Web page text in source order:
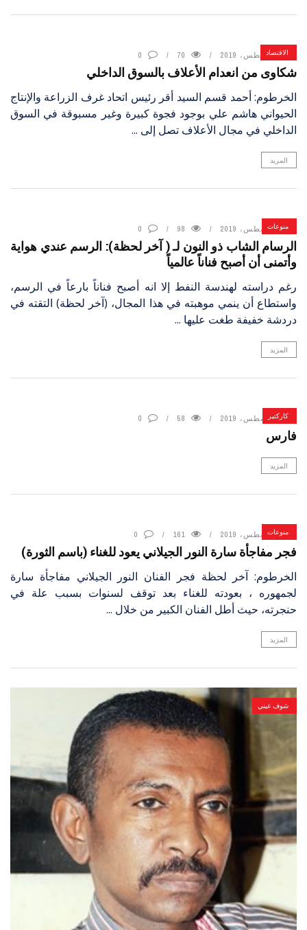
الاقتصاد
7 أغسطس، 2019 70
0
شكاوى من انعدام الأعلاف بالسوق الداخلي
الخرطوم: أحمد قسم السيد أقر رئيس اتحاد غرف الزراعة والإنتاج
الحيواني هاشم علي بوجود فجوة كبيرة وغير مسبوقة في السوق
الداخلي في مجال الأعلاف تصل إلى ...
المزيد
منوعات
7 أغسطس، 2019 98
0
الرسام الشاب ذو النون لـ ( آخر لحظة): الرسم عندي هواية
وأتمنى أن أصبح فناناً عالمياً
رغم دراسته لهندسة النفط إلا انه أصبح فناناً بارعاً في الرسم،
واستطاع أن ينمي موهبته في هذا المجال، (آخر لحظة) التقته في
دردشة خفيفة طغت عليها ...
المزيد
كاركتير
7 أغسطس، 2019 58
0
فارس
المزيد
منوعات
7 أغسطس، 2019 161
0
فجر مفاجأة سارة النور الجيلاني يعود للغناء (باسم الثورة)
الخرطوم: آخر لحظة فجر الفنان النور الجيلاني مفاجأة سارة
لجمهوره ، بعودته للغناء بعد توقف لسنوات بسبب علة في
حنجرته، حيث أطل الفنان الكبير من خلال ...
المزيد
شوف عيني